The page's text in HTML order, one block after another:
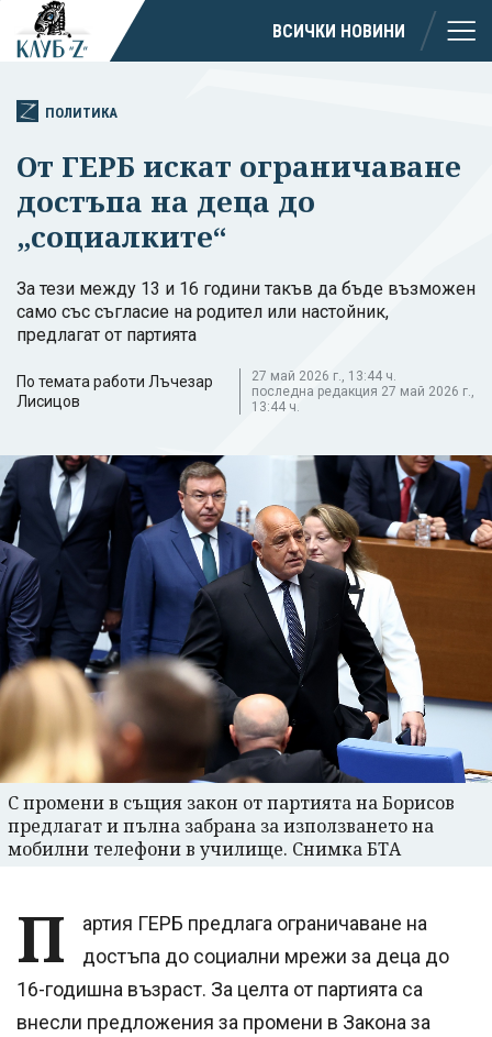
ВСИЧКИ НОВИНИ
ПОЛИТИКА
От ГЕРБ искат ограничаване
достъпа на деца до
„социалките“
За тези между 13 и 16 години такъв да бъде възможен
само със съгласие на родител или настойник,
предлагат от партията
По темата работи Лъчезар
Лисицов
27 май 2026 г., 13:44 ч.
последна редакция 27 май 2026 г.,
13:44 ч.
С промени в същия закон от партията на Борисов
предлагат и пълна забрана за използването на
мобилни телефони в училище. Снимка БТА
П
артия ГЕРБ предлага ограничаване на
достъпа до социални мрежи за деца до
16-годишна възраст. За целта от партията са
внесли предложения за промени в Закона за